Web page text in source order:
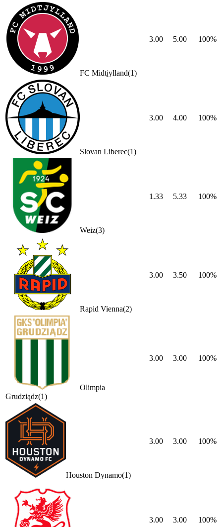
FC Midtjylland(1)
3.00 5.00 100%
Slovan Liberec(1)
3.00 4.00 100%
Weiz(3)
1.33 5.33 100%
Rapid Vienna(2)
3.00 3.50 100%
Olimpia
Grudziądz(1)
3.00 3.00 100%
Houston Dynamo(1)
3.00 3.00 100%
3.00 3.00 100%